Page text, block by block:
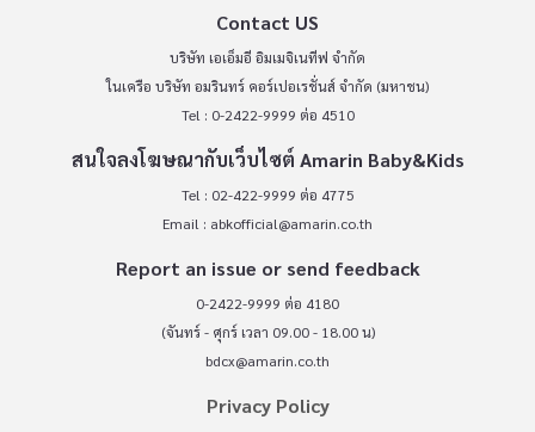
Contact US
บริษัท เอเอ็มอี อิมเมจิเนทีฟ จำกัด
ในเครือ บริษัท อมรินทร์ คอร์เปอเรชั่นส์ จำกัด (มหาชน)
Tel : 0-2422-9999 ต่อ 4510
สนใจลงโฆษณากับเว็บไซต์ Amarin Baby&Kids
Tel : 02-422-9999 ต่อ 4775
Email : abkofficial@amarin.co.th
Report an issue or send feedback
0-2422-9999 ต่อ 4180
(จันทร์ - ศุกร์ เวลา 09.00 - 18.00 น)
bdcx@amarin.co.th
Privacy Policy